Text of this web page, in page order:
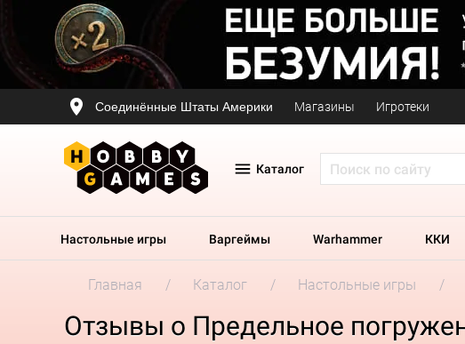
Соединённые Штаты Америки Магазины Игротеки
Каталог
Настольные игры Варгеймы Warhammer ККИ
Главная Каталог Настольные игры
Отзывы о Предельное